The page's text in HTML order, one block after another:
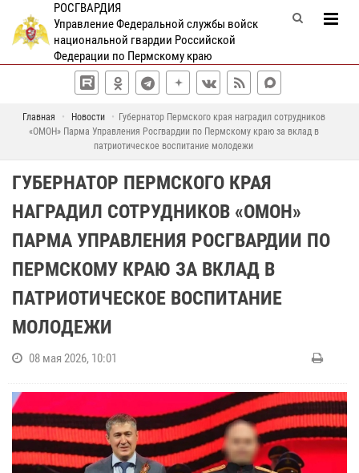
РОСГВАРДИЯ
Управление Федеральной службы войск
национальной гвардии Российской
Федерации по Пермскому краю
Главная Новости
Губернатор Пермского края наградил сотрудников
«ОМОН» Парма Управления Росгвардии по Пермскому краю за вклад в
патриотическое воспитание молодежи
ГУБЕРНАТОР ПЕРМСКОГО КРАЯ
НАГРАДИЛ СОТРУДНИКОВ «ОМОН»
ПАРМА УПРАВЛЕНИЯ РОСГВАРДИИ ПО
ПЕРМСКОМУ КРАЮ ЗА ВКЛАД В
ПАТРИОТИЧЕСКОЕ ВОСПИТАНИЕ
МОЛОДЕЖИ
08 мая 2026, 10:01